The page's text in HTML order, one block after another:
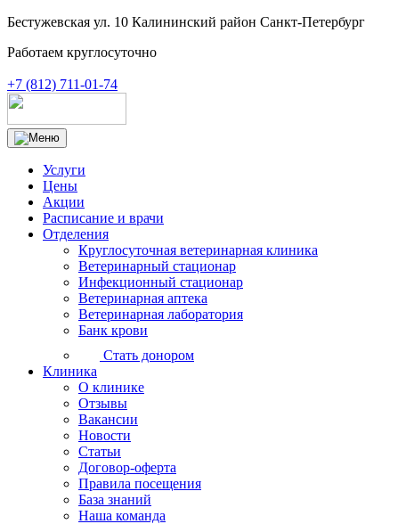
Бестужевская ул. 10 Калининский район Санкт-Петербург
Работаем круглосуточно
+7 (812) 711-01-74
Услуги
Цены
Акции
Расписание и врачи
Отделения
Круглосуточная ветеринарная клиника
Ветеринарный стационар
Инфекционный стационар
Ветеринарная аптека
Ветеринарная лаборатория
Банк крови
Стать донором
Клиника
О клинике
Отзывы
Вакансии
Новости
Статьи
Договор-оферта
Правила посещения
База знаний
Наша команда